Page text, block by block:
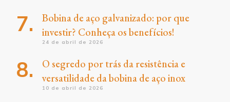
Bobina de aço galvanizado: por que
investir? Conheça os benefícios!
24 de abril de 2026
O segredo por trás da resistência e
versatilidade da bobina de aço inox
10 de abril de 2026